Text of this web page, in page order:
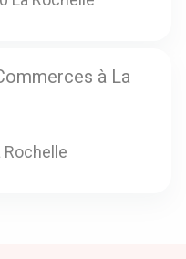
à La
Rochelle